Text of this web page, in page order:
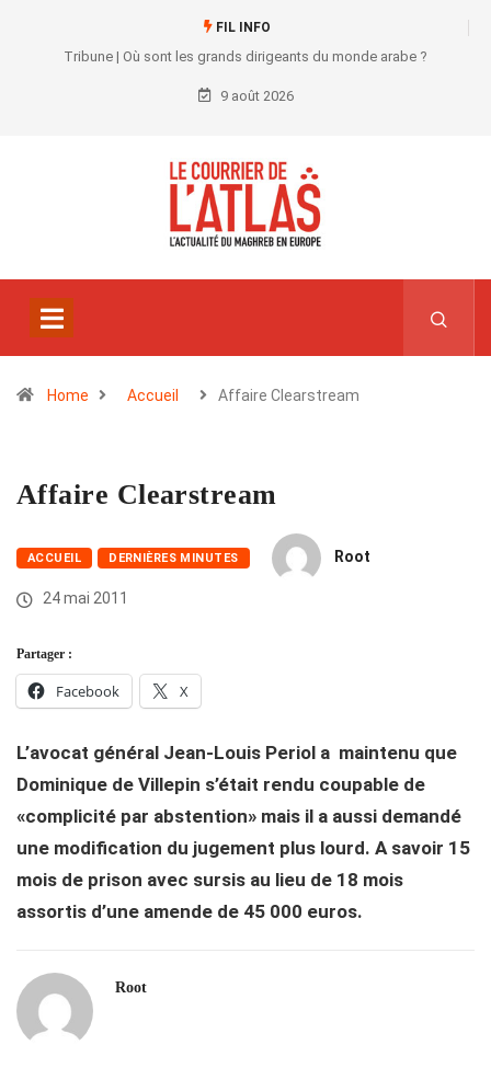
FIL INFO
Tribune | Où sont les grands dirigeants du monde arabe ?
9 août 2026
Home Accueil Affaire Clearstream
Affaire Clearstream
ACCUEIL DERNIÈRES MINUTES Root
24 mai 2011
Partager :
Facebook X
L’avocat général Jean-Louis Periol a maintenu que
Dominique de Villepin s’était rendu coupable de
«complicité par abstention» mais il a aussi demandé
une modification du jugement plus lourd. A savoir 15
mois de prison avec sursis au lieu de 18 mois
assortis d’une amende de 45 000 euros.
Root